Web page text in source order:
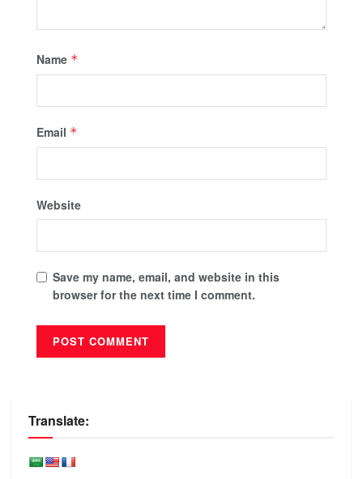
Name *
Email *
Website
Save my name, email, and website in this
browser for the next time I comment.
Translate: